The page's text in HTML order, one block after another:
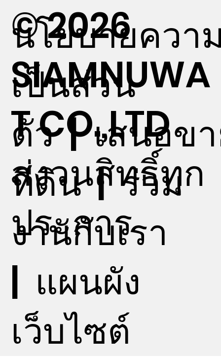
© 2026
SIAMNUWA
T CO.,LTD
สงวนสิทธิ์ทุก
ประการ
นโยบายควา
เป็นส่วน
ตัว|เสนอข
ที่ดิน|ร่วม
งานกับเรา
| แผนผัง
เว็บไซต์